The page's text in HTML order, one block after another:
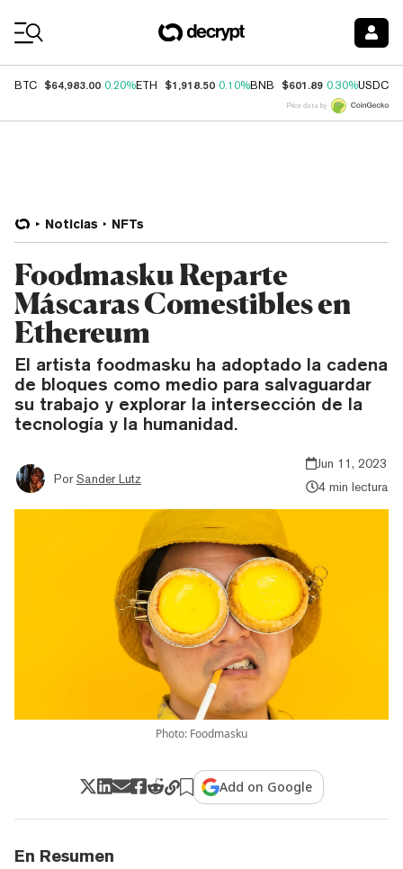
BTC $64,983.00 0.20%ETH $1,918.50 0.10%BNB $601.89 0.30%USDC
Price data by
Noticias NFTs
Foodmasku Reparte
Máscaras Comestibles en
Ethereum
El artista foodmasku ha adoptado la cadena
de bloques como medio para salvaguardar
su trabajo y explorar la intersección de la
tecnología y la humanidad.
Por Sander Lutz
Jun 11, 2023
4 min lectura
Photo: Foodmasku
Add on Google
En Resumen